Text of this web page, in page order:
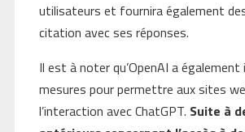
utilisateurs et fournira également
citation avec ses réponses.
Il est à noter qu’OpenAI a
mesures pour permettre aux sites
l’interaction avec ChatGPT. Suite à